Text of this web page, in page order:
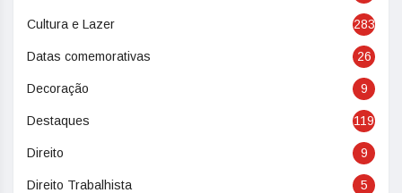
Cultura e Lazer 283
Datas comemorativas 26
Decoração 9
Destaques 119
Direito 9
Direito Trabalhista 5